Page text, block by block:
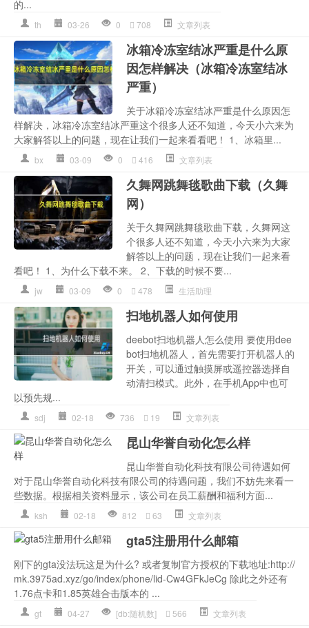
的...
th 03-26 0 708 文章列表
冰箱冷冻室结冰严重是什么原
因怎样解决（冰箱冷冻室结冰
严重）
关于冰箱冷冻室结冰严重是什么原因怎
样解决，冰箱冷冻室结冰严重这个很多人还不知道，今天小六来为
大家解答以上的问题，现在让我们一起来看看吧！ 1、冰箱里...
bx 03-09 0 416 文章列表
久舞网跳舞毯歌曲下载（久舞
网）
关于久舞网跳舞毯歌曲下载，久舞网这
个很多人还不知道，今天小六来为大家
解答以上的问题，现在让我们一起来看
看吧！ 1、为什么下载不来。 2、下载的时候不要...
jw 03-09 0 478 生活助理
扫地机器人如何使用
deebot扫地机器人怎么使用 要使用dee
bot扫地机器人，首先需要打开机器人的
开关，可以通过触摸屏或遥控器选择自
动清扫模式。此外，在手机App中也可
以预先规...
sdj 02-18 736 19 文章列表
昆山华誉自动化怎么样
昆山华誉自动化科技有限公司待遇如何
对于昆山华誉自动化科技有限公司的待遇问题，我们不妨先来看一
些数据。根据相关资料显示，该公司在员工薪酬和福利方面...
ksh 02-18 812 63 文章列表
gta5注册用什么邮箱
刚下的gta没法玩这是为什么? 或者复制官方授权的下载地址:http://
mk.3975ad.xyz/go/index/phone/lid-Cw4GFkJeCg 除此之外还有
1.76点卡和1.85英雄合击版本的 ...
gt 04-27 [db:随机数] 566 文章列表